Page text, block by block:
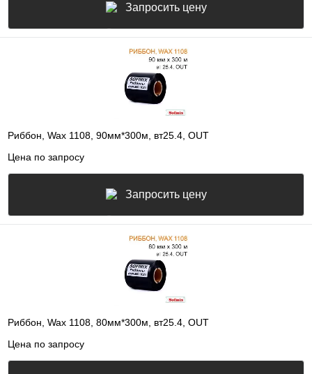
Запросить цену
Риббон, Wax 1108, 90мм*300м, вт25.4, OUT
Цена по запросу
Запросить цену
Риббон, Wax 1108, 80мм*300м, вт25.4, OUT
Цена по запросу